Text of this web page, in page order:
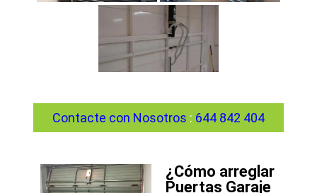
Contacte con Nosotros : 644 842 404
¿Cómo arreglar
Puertas Garaje